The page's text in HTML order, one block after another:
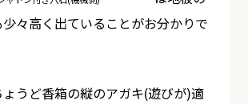
々高く出ていることがお分かりで
うど香箱の縦のアガキ(遊びが)適